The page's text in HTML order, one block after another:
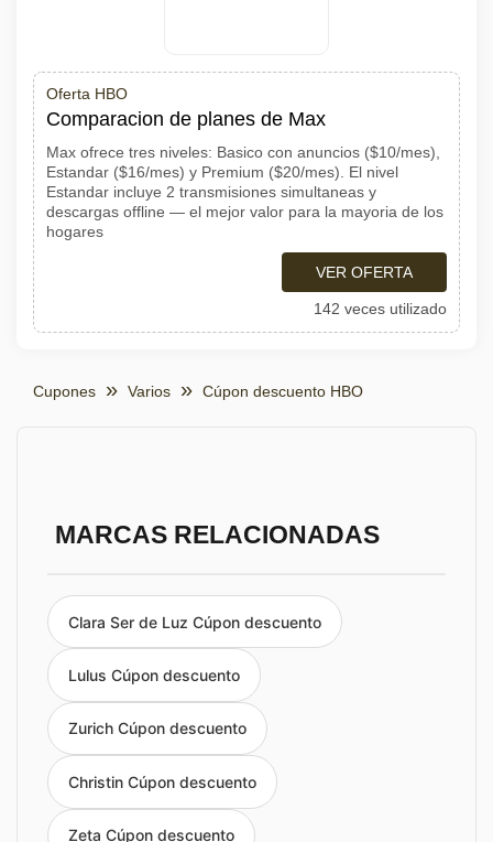
Oferta HBO
Comparacion de planes de Max
Max ofrece tres niveles: Basico con anuncios ($10/mes),
Estandar ($16/mes) y Premium ($20/mes). El nivel
Estandar incluye 2 transmisiones simultaneas y
descargas offline — el mejor valor para la mayoria de los
hogares
VER OFERTA
142 veces utilizado
Cupones Varios Cúpon descuento HBO
MARCAS RELACIONADAS
Clara Ser de Luz Cúpon descuento
Lulus Cúpon descuento
Zurich Cúpon descuento
Christin Cúpon descuento
Zeta Cúpon descuento